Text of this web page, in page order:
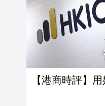
【港商時評】